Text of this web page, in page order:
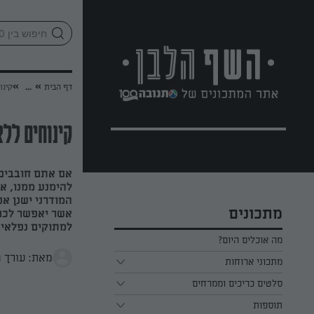
מתכונים
מה אוכלים היום?
מתכוני ארוחות
ארוחת בוקר
ארוחת צהריים
סלטים כריכים וממרחים
כל הסלטים כריכים וממרחים
תוספות
דף הבית »
...
»
קינוחים
אם אתם
להימנע ממנו,
המודרני ישנן
אשר יאפשר
למתוקים
מאת: עורך